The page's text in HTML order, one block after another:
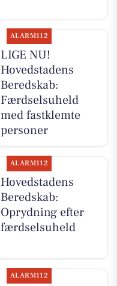
ALARM112
LIGE NU!
Hovedstadens
Beredskab:
Færdselsuheld
med fastklemte
personer
ALARM112
Hovedstadens
Beredskab:
Oprydning efter
færdselsuheld
ALARM112